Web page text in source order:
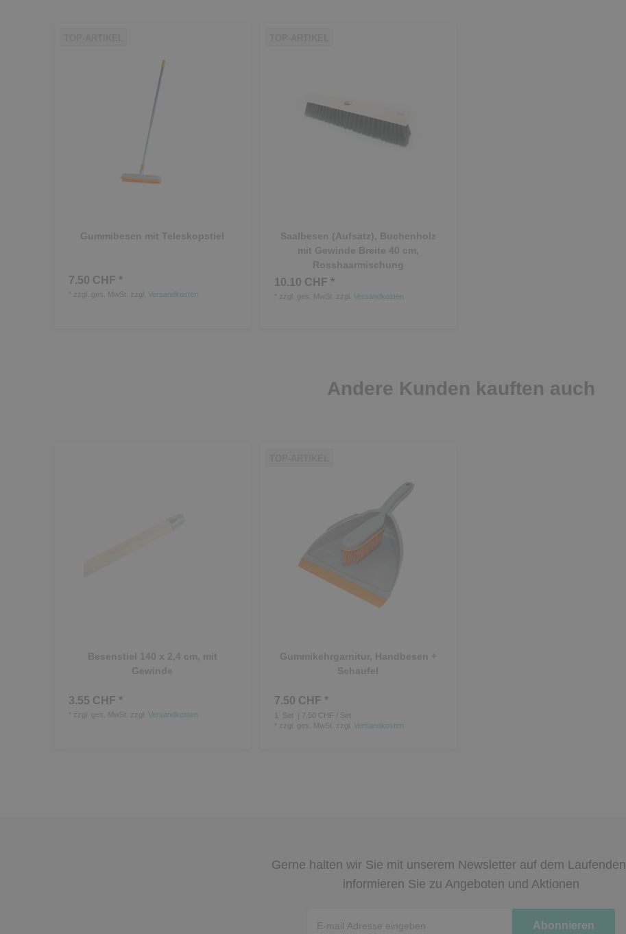
Gummibesen mit Teleskopstiel
7.50 CHF *
zzgl. ges. MwSt. zzgl. Versandkosten
Saalbesen (Aufsatz), Buchenholz
mit Gewinde Breite 40 cm,
Rosshaarmischung
10.10 CHF *
zzgl. ges. MwSt. zzgl. Versandkosten
Andere Kunden kauften auch
Besenstiel 140 x 2,4 cm, mit
Gewinde
3.55 CHF *
zzgl. ges. MwSt. zzgl. Versandkosten
Gummikehrgarnitur, Handbesen +
Schaufel
7.50 CHF *
1 Set
| 7.50 CHF / Set
zzgl. ges. MwSt. zzgl. Versandkosten
Gerne halten wir Sie mit unserem Newsletter auf dem Laufenden
informieren Sie zu Angeboten und Aktionen
Honig
Abonnieren